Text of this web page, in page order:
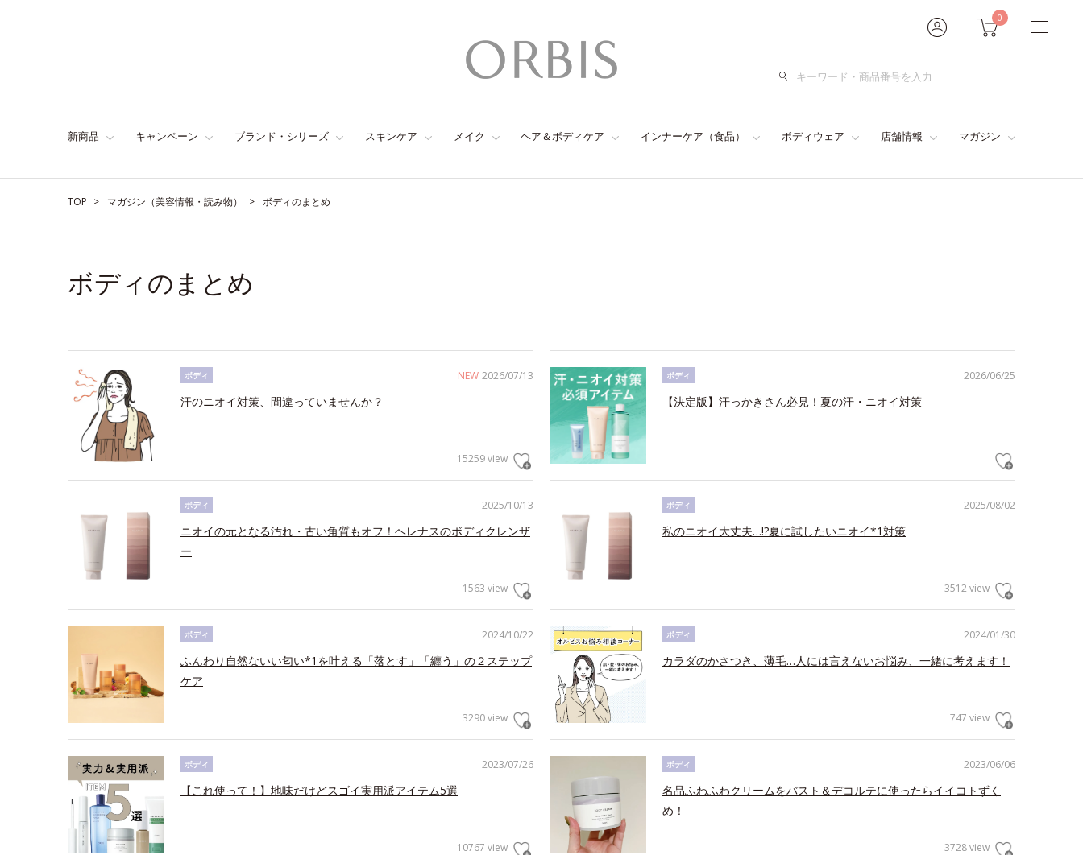
0
検
新商品 キャンペーン ブランド・シリーズ スキンケア メイク ヘア＆ボディケア インナーケア（食品） ボディウェア 店舗情報 マガジン
TOP マガジン（美容情報・読み物） ボディのまとめ
ボディのまとめ
NEW 2026/07/13
ボディ
汗のニオイ対策、間違っていませんか？
15259 view
2026/06/25
ボディ
【決定版】汗っかきさん必見！夏の汗・ニオイ対策
2025/10/13
ボディ
ニオイの元となる汚れ・古い角質もオフ！ヘレナスのボディクレンザ
ー
1563 view
2025/08/02
ボディ
私のニオイ大丈夫…!?夏に試したいニオイ*1対策
3512 view
2024/10/22
ボディ
ふんわり自然ないい匂い*1を叶える「落とす」「纏う」の２ステップ
ケア
3290 view
2024/01/30
ボディ
カラダのかさつき、薄毛…人には言えないお悩み、一緒に考えます！
747 view
2023/07/26
ボディ
【これ使って！】地味だけどスゴイ実用派アイテム5選
10767 view
2023/06/06
ボディ
名品ふわふわクリームをバスト＆デコルテに使ったらイイコトずく
め！
3728 view